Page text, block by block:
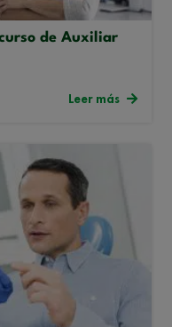
de Auxiliar
Leer más